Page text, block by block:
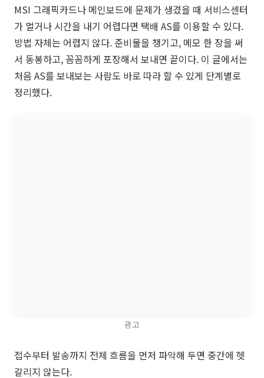
MSI 그래픽카드나 메인보드에 문제가 생겼을 때 서비스센터
가 멀거나 시간을 내기 어렵다면 택배 AS를 이용할 수 있다.
방법 자체는 어렵지 않다. 준비물을 챙기고, 메모 한 장을 써
서 동봉하고, 꼼꼼하게 포장해서 보내면 끝이다. 이 글에서는
처음 AS를 보내보는 사람도 바로 따라 할 수 있게 단계별로
정리했다.
광고
접수부터 발송까지 전체 흐름을 먼저 파악해 두면 중간에 헷
갈리지 않는다.